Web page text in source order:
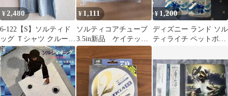
¥2,480
6-122【S】ソルティド
ッグ Ｔシャツ クルーネ
ック 半袖 プリント 普
段着
¥ 1,111
ソルティコアチューブ
3.5in新品 ケイテッ
ク 激釣れ入手困難ワ
ーム 陸王 艇王
¥ 1,200
ディズニー ランド ソル
ティライチ ペットボト
空ボトル